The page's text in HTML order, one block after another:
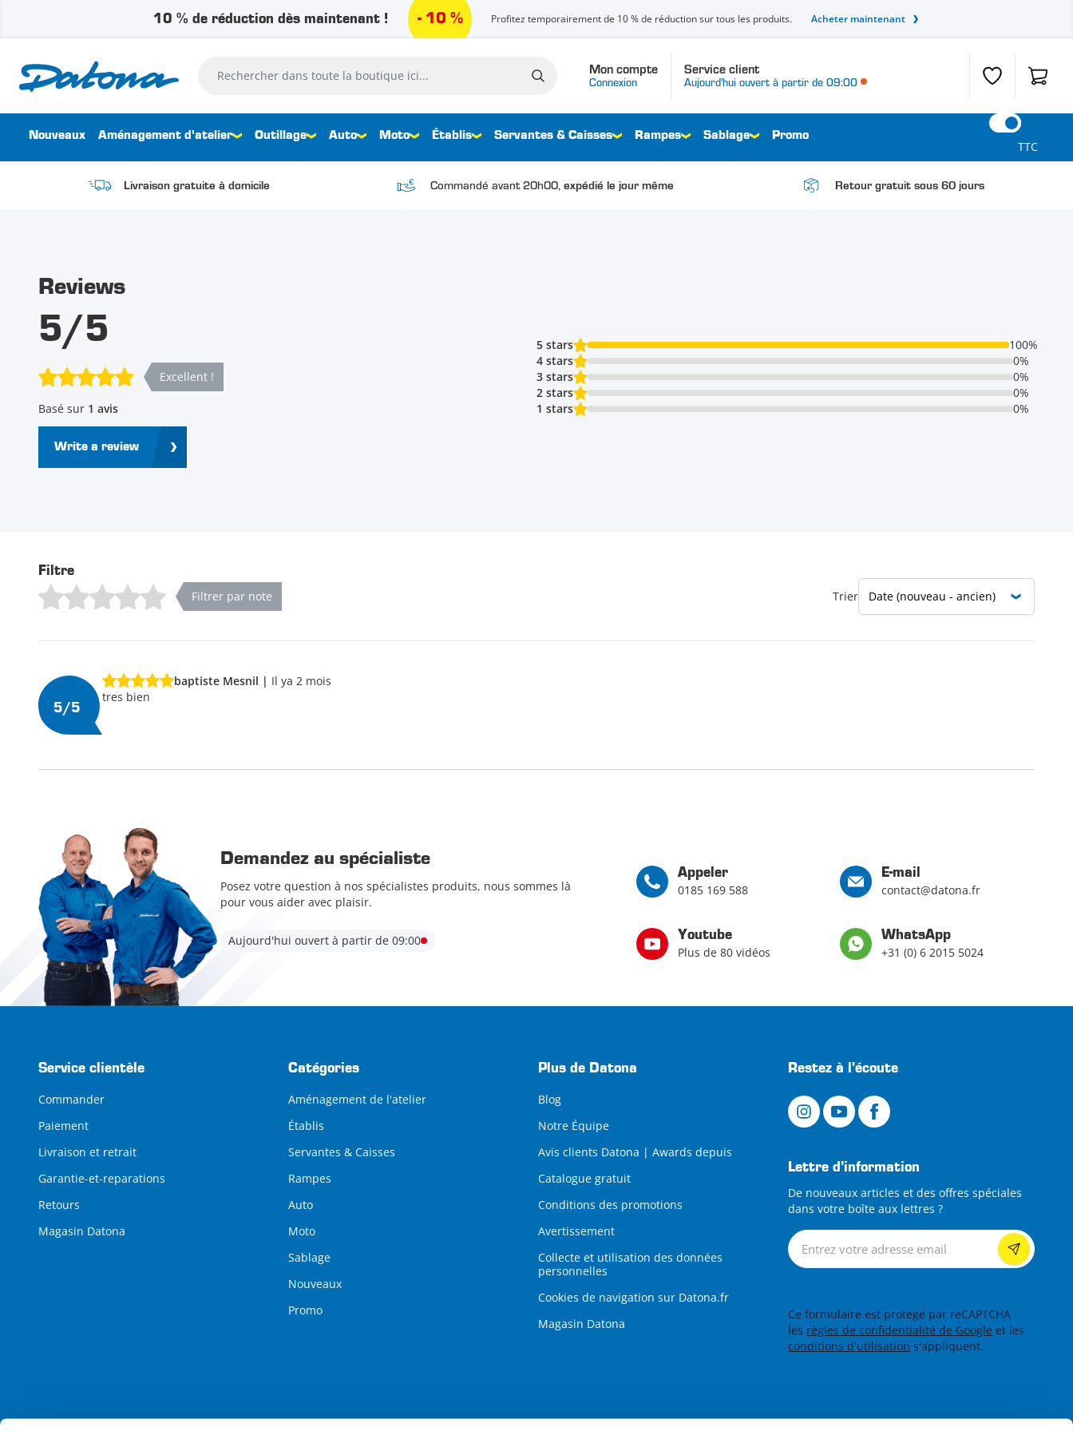
10 % de réduction dès maintenant ! - 10 % Profitez temporairement de 10 % de réduction sur tous les produits. Acheter maintenant
Mon compte
Connexion
Service client
Aujourd'hui ouvert à partir de 09:00 Liste de Panier
Rechercher dans toute la boutique ici...
Nouveaux Aménagement d'atelier Outillage Auto Moto Établis Servantes & Caisses Rampes Sablage Promo
TTC
Livraison gratuite à domicile Commandé avant 20h00, expédié le jour même Retour gratuit sous 60 jours
Reviews
5/5
Excellent !
Basé sur 1 avis
Write a review
5 stars
100%
4 stars
0%
3 stars
0%
2 stars
0%
1 stars
0%
Filtre
Filtrer par note Trier
5/5
baptiste Mesnil | Il ya 2 mois
tres bien
Demandez au spécialiste
Posez votre question à nos spécialistes produits, nous sommes là
pour vous aider avec plaisir.
Aujourd'hui ouvert à partir de 09:00
Appeler
0185 169 588
E-mail
contact@datona.fr
Youtube
Plus de 80 vidéos
WhatsApp
+31 (0) 6 2015 5024
Service clientèle
Commander
Paiement
Livraison et retrait
Garantie-et-reparations
Retours
Magasin Datona
Catégories
Aménagement de l'atelier
Établis
Servantes & Caisses
Rampes
Auto
Moto
Sablage
Nouveaux
Promo
Plus de Datona
Blog
Notre Équipe
Avis clients Datona | Awards depuis
Catalogue gratuit
Conditions des promotions
Avertissement
Collecte et utilisation des données
personnelles
Cookies de navigation sur Datona.fr
Magasin Datona
Restez à l'écoute
Lettre d’information
De nouveaux articles et des offres spéciales
dans votre boîte aux lettres ?
Lettre d’information
Ce formulaire est protégé par reCAPTCHA -
les règles de confidentialité de Google et les
conditions d'utilisation s'appliquent.